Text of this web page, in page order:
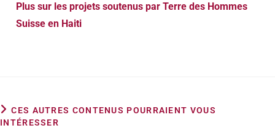
Plus sur les projets soutenus par Terre des Hommes
Suisse en Haiti
CES AUTRES CONTENUS POURRAIENT VOUS
INTÉRESSER